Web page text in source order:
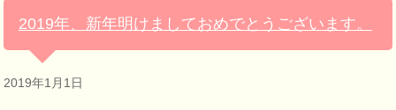
2019年、新年明けましておめでとうございます。
2019年1月1日